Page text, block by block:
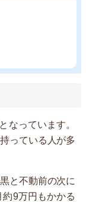
なっています。
っている人が多
と不動前の次に
9万円もかかる